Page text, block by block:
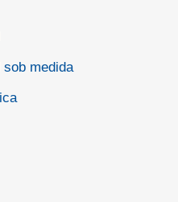
medida